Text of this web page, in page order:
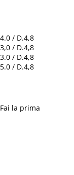
/ D.4,8
/ D.4,8
/ D.4,8
/ D.4,8
la prima